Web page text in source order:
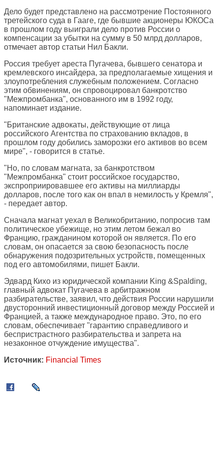
Дело будет представлено на рассмотрение Постоянного
третейского суда в Гааге, где бывшие акционеры ЮКОСа
в прошлом году выиграли дело против России о
компенсации за убытки на сумму в 50 млрд долларов,
отмечает автор статьи Нил Бакли.
Россия требует ареста Пугачева, бывшего сенатора и
кремлевского инсайдера, за предполагаемые хищения и
злоупотребления служебным положением. Согласно
этим обвинениям, он спровоцировал банкротство
"Межпромбанка", основанного им в 1992 году,
напоминает издание.
"Британские адвокаты, действующие от лица
российского Агентства по страхованию вкладов, в
прошлом году добились заморозки его активов во всем
мире", - говорится в статье.
"Но, по словам магната, за банкротством
"Межпромбанка" стоит российское государство,
экспроприировавшее его активы на миллиарды
долларов, после того как он впал в немилость у Кремля",
- передает автор.
Сначала магнат уехал в Великобританию, попросив там
политическое убежище, но этим летом бежал во
Францию, гражданином которой он является. По его
словам, он опасается за свою безопасность после
обнаружения подозрительных устройств, помещенных
под его автомобилями, пишет Бакли.
Эдвард Кихо из юридической компании King &Spalding,
главный адвокат Пугачева в арбитражном
разбирательстве, заявил, что действия России нарушили
двусторонний инвестиционный договор между Россией и
Францией, а также международное право. Это, по его
словам, обеспечивает "гарантию справедливого и
беспристрастного разбирательства и запрета на
незаконное отчуждение имущества".
Источник: Financial Times